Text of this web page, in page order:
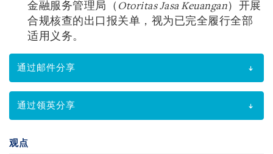
金融服务管理局（ Otoritas Jasa Keuangan）开展
合规核查的出口报关单，视为已完全履行全部
适用义务。
通过邮件分享
通过领英分享
观点